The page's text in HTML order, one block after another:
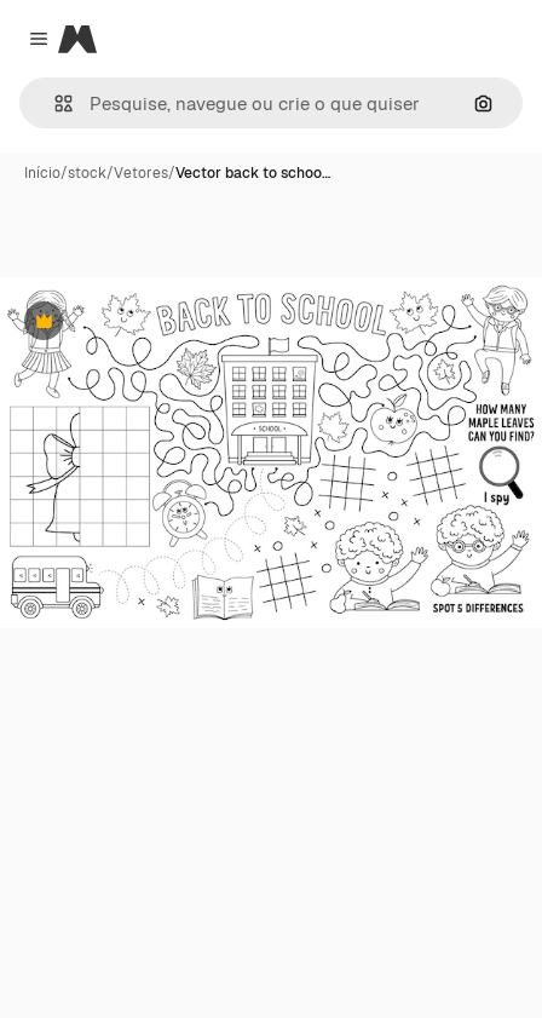
Close menu
Magnific
Início/stock/Vetores/Vector back to schoo…
Premium